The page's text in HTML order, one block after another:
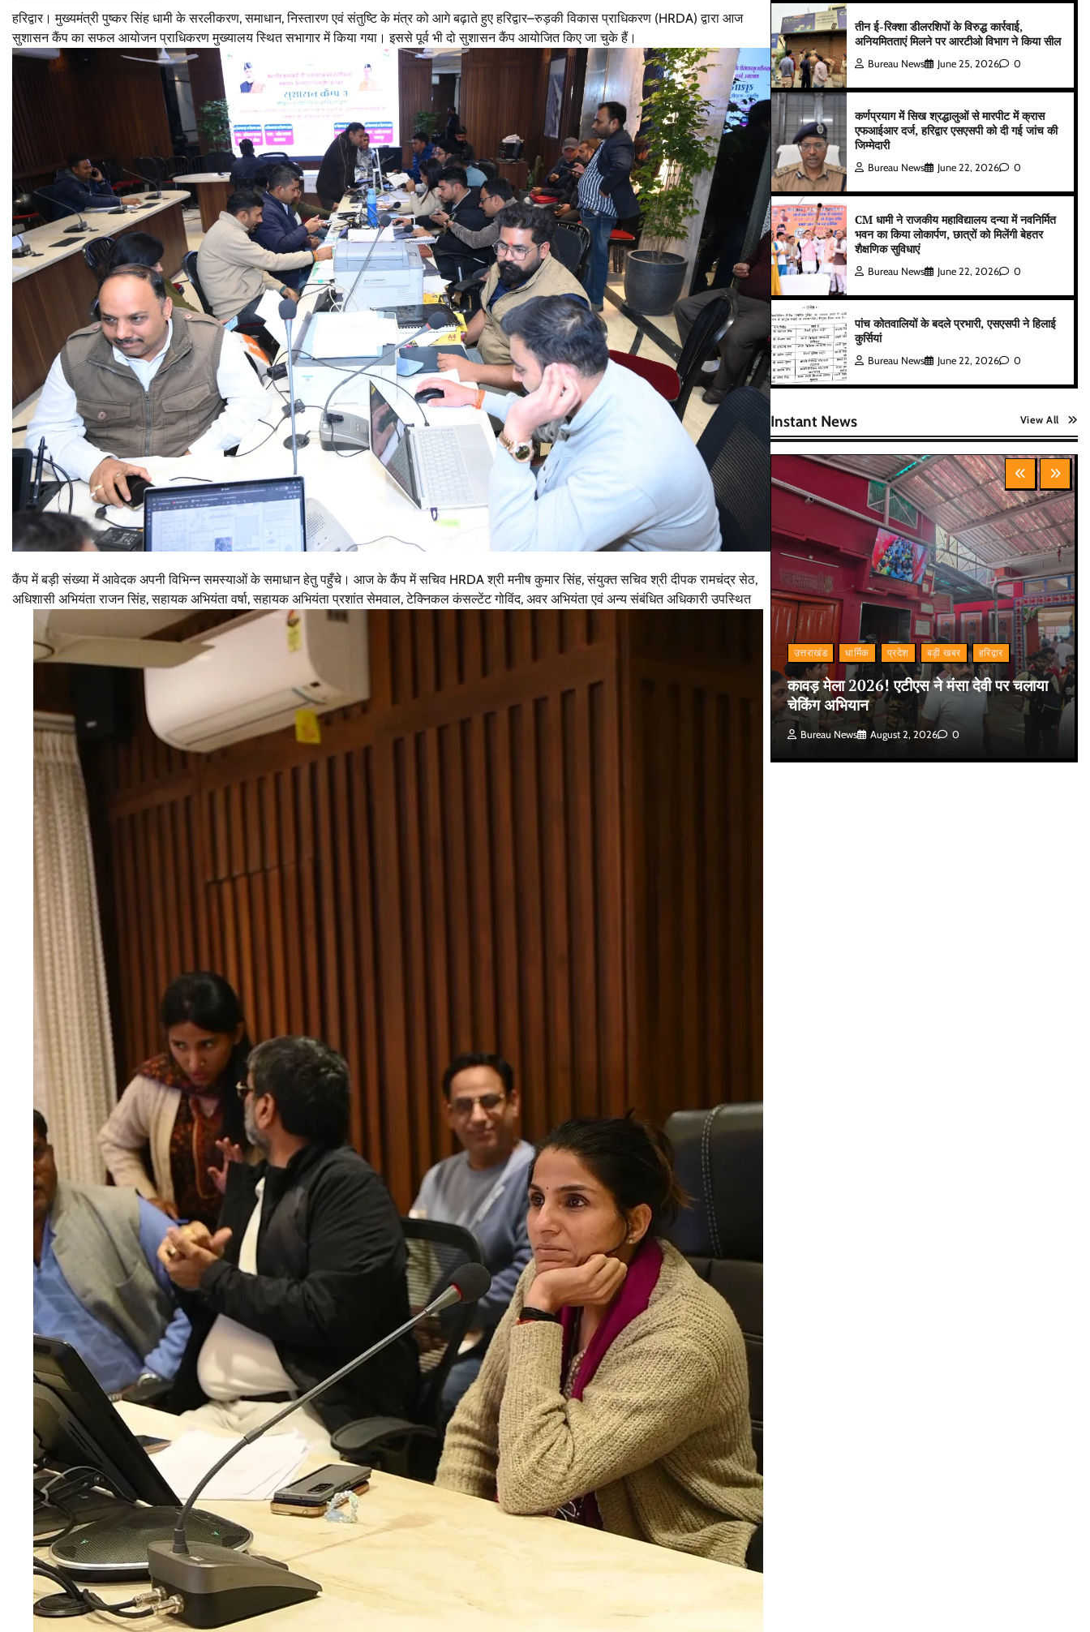
हरिद्वार। मुख्यमंत्री पुष्कर सिंह धामी के सरलीकरण, समाधान, निस्तारण एवं संतुष्टि के मंत्र को आगे बढ़ाते हुए हरिद्वार–रुड़की विकास प्राधिकरण (HRDA) द्वारा आज
सुशासन कैंप का सफल आयोजन प्राधिकरण मुख्यालय स्थित सभागार में किया गया। इससे पूर्व भी दो सुशासन कैंप आयोजित किए जा चुके हैं।
कैंप में बड़ी संख्या में आवेदक अपनी विभिन्न समस्याओं के समाधान हेतु पहुँचे। आज के कैंप में सचिव HRDA श्री मनीष कुमार सिंह, संयुक्त सचिव श्री दीपक रामचंद्र सेठ,
अधिशासी अभियंता राजन सिंह, सहायक अभियंता वर्षा, सहायक अभियंता प्रशांत सेमवाल, टेक्निकल कंसल्टेंट गोविंद, अवर अभियंता एवं अन्य संबंधित अधिकारी उपस्थित
तीन ई-रिक्शा डीलरशिपों के विरुद्ध कार्रवाई,
अनियमितताएं मिलने पर आरटीओ विभाग ने किया सील
Bureau News June 25, 2026 0
कर्णप्रयाग में सिख श्रद्धालुओं से मारपीट में क्रास
एफआईआर दर्ज, हरिद्वार एसएसपी को दी गई जांच की
जिम्मेदारी
Bureau News June 22, 2026 0
CM धामी ने राजकीय महाविद्यालय दन्या में नवनिर्मित
भवन का किया लोकार्पण, छात्रों को मिलेंगी बेहतर
शैक्षणिक सुविधाएं
Bureau News June 22, 2026 0
पांच कोतवालियों के बदले प्रभारी, एसएसपी ने हिलाई
कुर्सियां
Bureau News June 22, 2026 0
Instant News View All
बेटे की गेमिंग लत से परिवार बदहाल, मां ने लगाई
आर्थिक मदद की गुहार
उत्तराखंड धार्मिक प्रदेश बड़ी खबर हरिद्वार
कावड़ मेला 2026! एटीएस ने मंसा देवी पर चलाया
चेकिंग अभियान
Bureau News August 2, 2026 0